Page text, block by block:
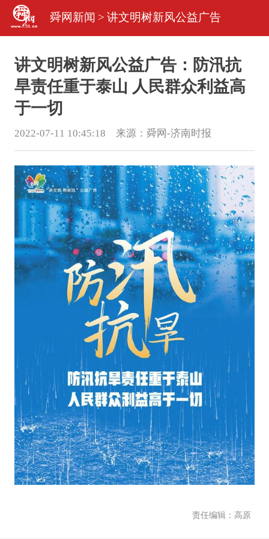
舜网新闻 > 讲文明树新风公益广告
讲文明树新风公益广告：防汛抗
旱责任重于泰山 人民群众利益高
于一切
2022-07-11 10:45:18 来源： 舜网-济南时报
责任编辑：高原